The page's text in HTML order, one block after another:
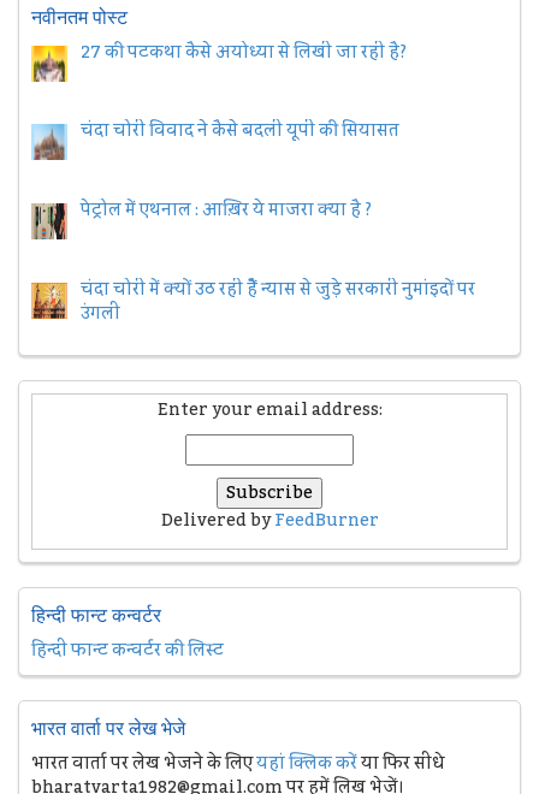
नवीनतम पोस्ट
27 की पटकथा कैसे अयोध्या से लिखी जा रही है?
चंदा चोरी विवाद ने कैसे बदली यूपी की सियासत
पेट्रोल में एथनाल : आख़िर ये माजरा क्या है ?
चंदा चोरी में क्यों उठ रही हैैं न्यास से जुड़े सरकारी नुमांइदों पर
उंगली
Enter your email address:
Delivered byFeedBurner
हिन्दी फान्ट कन्वर्टर
हिन्दी फान्ट कन्वर्टर की लिस्ट
भारत वार्ता पर लेख भेजे
भारत वार्ता पर लेख भेजने के लिएयहां क्लिक करेंया फिर सीधे